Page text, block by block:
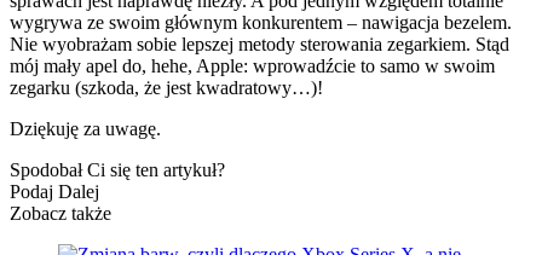
wygrywa ze swoim głównym konkurentem – nawigacja bezelem.
Nie wyobrażam sobie lepszej metody sterowania zegarkiem. Stąd
mój mały apel do, hehe, Apple: wprowadźcie to samo w swoim
zegarku (szkoda, że jest kwadratowy…)!
Dziękuję za uwagę.
Spodobał Ci się ten artykuł?
Podaj Dalej
Zobacz także